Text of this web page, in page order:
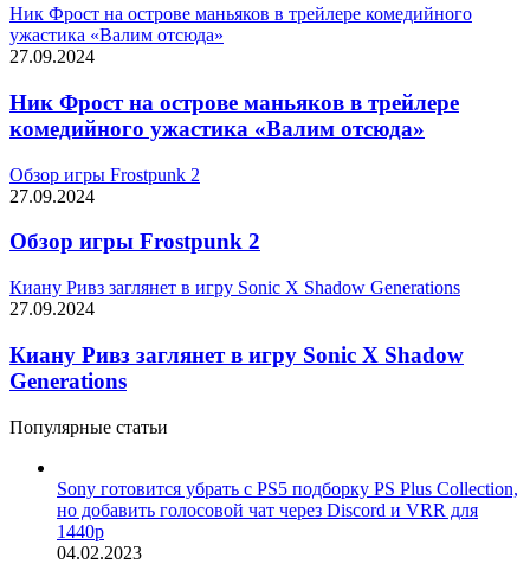
Ник Фрост на острове маньяков в трейлере комедийного
ужастика «Валим отсюда»
27.09.2024
Ник Фрост на острове маньяков в трейлере
комедийного ужастика «Валим отсюда»
Обзор игры Frostpunk 2
27.09.2024
Обзор игры Frostpunk 2
Киану Ривз заглянет в игру Sonic X Shadow Generations
27.09.2024
Киану Ривз заглянет в игру Sonic X Shadow
Generations
Популярные статьи
Sony готовится убрать с PS5 подборку PS Plus Collection,
но добавить голосовой чат через Discord и VRR для
1440p
04.02.2023